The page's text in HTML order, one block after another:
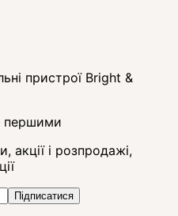
пристрої Bright &
першими
акції і розпродажі,
Підписатися